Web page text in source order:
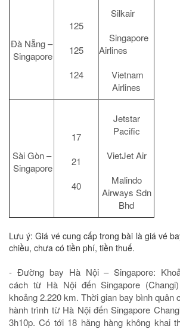
Đà Nẵng –
Singapore
125
125
124
Silkair
Singapore
Airlines
Vietnam
Airlines
Sài Gòn –
Singapore
17
21
40
Jetstar
Pacific
VietJet Air
Malindo
Airways Sdn
Bhd
Lưu ý: Giá vé cung cấp trong bài là giá vé
chiều, chưa có tiền phí, tiền thuế.
- Đường bay Hà Nội – Singapore:
cách từ Hà Nội đến Singapore
khoảng 2.220 km. Thời gian bay bình quân
hành trình từ Hà Nội đến Singapore
3h10p. Có tới 18 hãng hàng không khai